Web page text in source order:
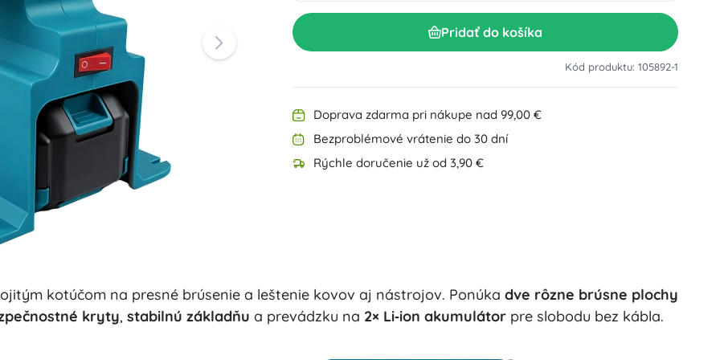
Výbava pre najmenších
Dekorácie
Bezpečnosť
Organizácia
Nočné osvetlenie
Doplnky k umývadlu
Doplnky na WC
Škola
Hračky do vody Knihy
Grilovanie
Kreslenie a písanie
Pridať do košíka
Kód produktu: 105892-1
Doprava zdarma pri nákupe nad 99,00 €
Bezproblémové vrátenie do 30 dní
Rýchle doručenie už od 3,90 €
kotúčom na presné brúsenie a leštenie kovov aj nástrojov. Ponúka dve rôzne brúsne plochy
kryty, stabilnú základňu a prevádzku na 2× Li‑ion akumulátorpre slobodu bez kábla.